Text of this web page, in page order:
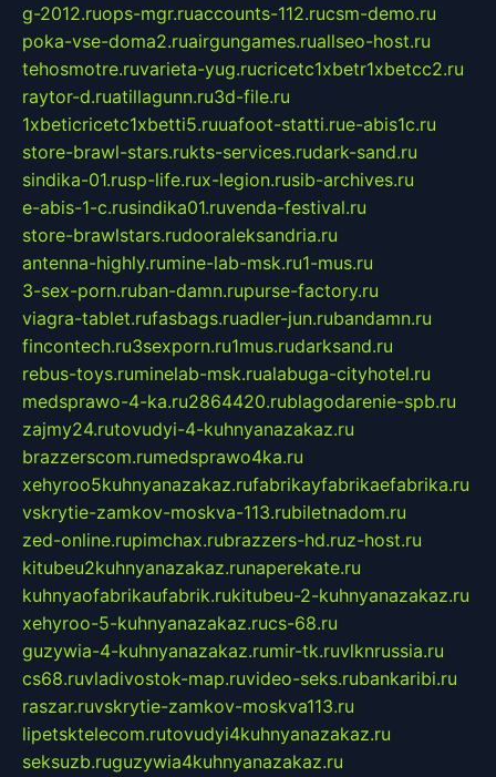
g-2012.ruops-mgr.ruaccounts-112.rucsm-demo.ru
poka-vse-doma2.ruairgungames.ruallseo-host.ru
tehosmotre.ruvarieta-yug.rucricetc1xbetr1xbetcc2.ru
raytor-d.ruatillagunn.ru3d-file.ru
1xbeticricetc1xbetti5.ruuafoot-statti.rue-abis1c.ru
store-brawl-stars.rukts-services.rudark-sand.ru
sindika-01.rusp-life.rux-legion.rusib-archives.ru
e-abis-1-c.rusindika01.ruvenda-festival.ru
store-brawlstars.rudooraleksandria.ru
antenna-highly.rumine-lab-msk.ru1-mus.ru
3-sex-porn.ruban-damn.rupurse-factory.ru
viagra-tablet.rufasbags.ruadler-jun.rubandamn.ru
fincontech.ru3sexporn.ru1mus.rudarksand.ru
rebus-toys.ruminelab-msk.rualabuga-cityhotel.ru
medsprawo-4-ka.ru2864420.rublagodarenie-spb.ru
zajmy24.rutovudyi-4-kuhnyanazakaz.ru
brazzerscom.rumedsprawo4ka.ru
xehyroo5kuhnyanazakaz.rufabrikayfabrikaefabrika.ru
vskrytie-zamkov-moskva-113.rubiletnadom.ru
zed-online.rupimchax.rubrazzers-hd.ruz-host.ru
kitubeu2kuhnyanazakaz.runaperekate.ru
kuhnyaofabrikaufabrik.rukitubeu-2-kuhnyanazakaz.ru
xehyroo-5-kuhnyanazakaz.rucs-68.ru
guzywia-4-kuhnyanazakaz.rumir-tk.ruvlknrussia.ru
cs68.ruvladivostok-map.ruvideo-seks.rubankaribi.ru
raszar.ruvskrytie-zamkov-moskva113.ru
lipetsktelecom.rutovudyi4kuhnyanazakaz.ru
seksuzb.ruguzywia4kuhnyanazakaz.ru